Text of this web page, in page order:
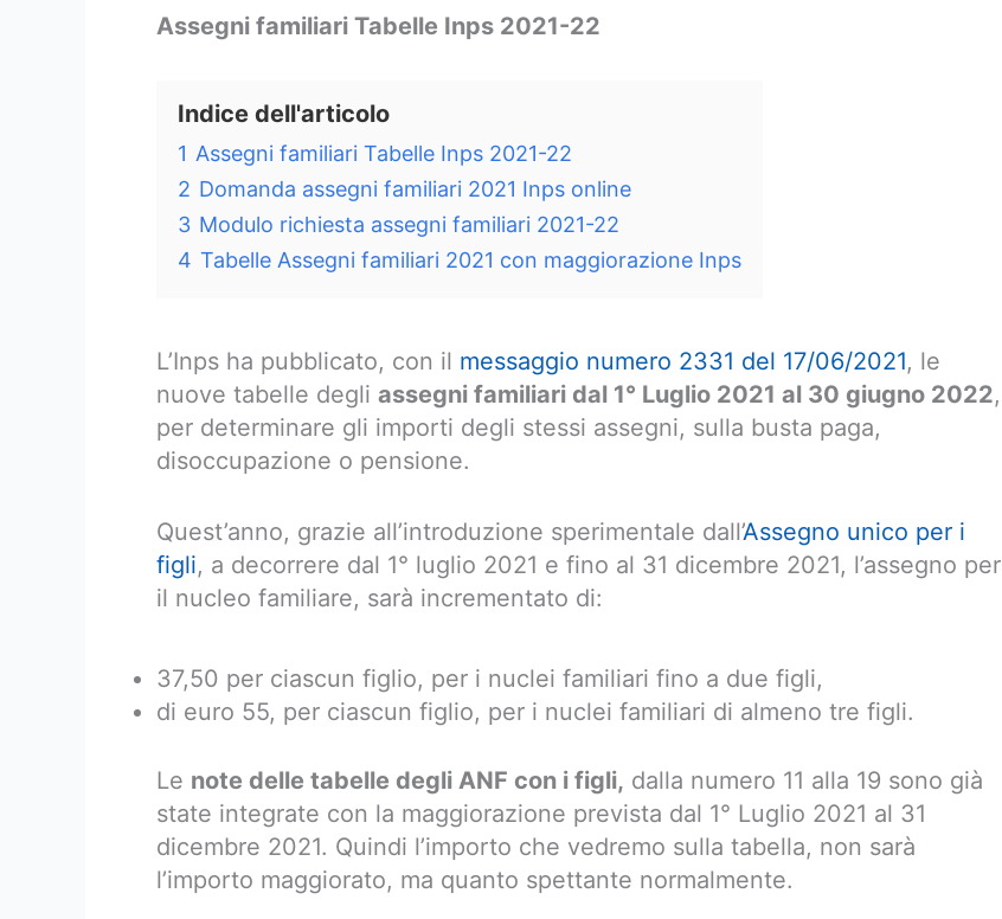
Assegni familiari Tabelle Inps 2021-22
Indice dell'articolo
1 Assegni familiari Tabelle Inps 2021-22
2 Domanda assegni familiari 2021 Inps online
3 Modulo richiesta assegni familiari 2021-22
4 Tabelle Assegni familiari 2021 con maggiorazione Inps
L’Inps ha pubblicato, con il messaggio numero 2331 del 17/06/2021, le
nuove tabelle degli assegni familiari dal 1° Luglio 2021 al 30 giugno 2022,
per determinare gli importi degli stessi assegni, sulla busta paga,
disoccupazione o pensione.
Quest’anno, grazie all’introduzione sperimentale dall’Assegno unico per i
figli, a decorrere dal 1° luglio 2021 e fino al 31 dicembre 2021, l’assegno per
il nucleo familiare, sarà incrementato di:
37,50 per ciascun figlio, per i nuclei familiari fino a due figli,
di euro 55, per ciascun figlio, per i nuclei familiari di almeno tre figli.
Le note delle tabelle degli ANF con i figli, dalla numero 11 alla 19 sono già
state integrate con la maggiorazione prevista dal 1° Luglio 2021 al 31
dicembre 2021. Quindi l’importo che vedremo sulla tabella, non sarà
l’importo maggiorato, ma quanto spettante normalmente.